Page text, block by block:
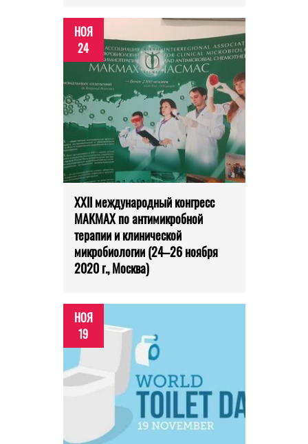
НОЯ
24
XXII международный конгресс
МАКМАХ по антимикробной
терапии и клинической
микробиологии (24–26 ноября
2020 г., Москва)
НОЯ
19